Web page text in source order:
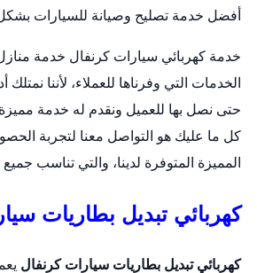
أفضل خدمة تصليح وصيانة للسيارات
خدمة كهربائي سيارات كرنفال خدمة
الخدمات التي وفرناها للعملاء، لأننا نمتلك
حتى نصل بها للعميل ونقدم له خدمة
كل ما عليك هو التواصل معنا لتجربة
المميزة المتوفرة لدينا، والتي تناسب جميع
كهربائي تبديل بطاريات
كهربائي تبديل بطاريات سيارات كرنفال